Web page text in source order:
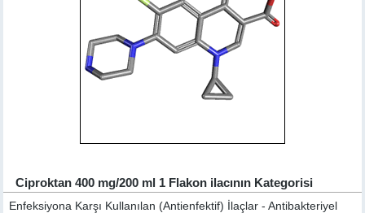
Ciproktan 400 mg/200 ml 1 Flakon ilacının Kategorisi
Enfeksiyona Karşı Kullanılan (Antienfektif) İlaçlar - Antibakteriyel